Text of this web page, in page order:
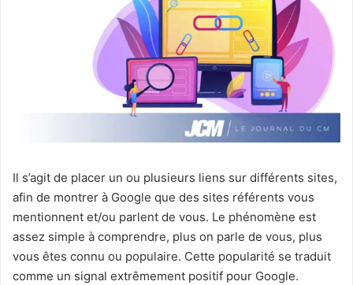
Il s’agit de placer un ou plusieurs liens sur différents sites,
afin de montrer à Google que des sites référents vous
mentionnent et/ou parlent de vous. Le phénomène est
assez simple à comprendre, plus on parle de vous, plus
vous êtes connu ou populaire. Cette popularité se traduit
comme un signal extrêmement positif pour Google.